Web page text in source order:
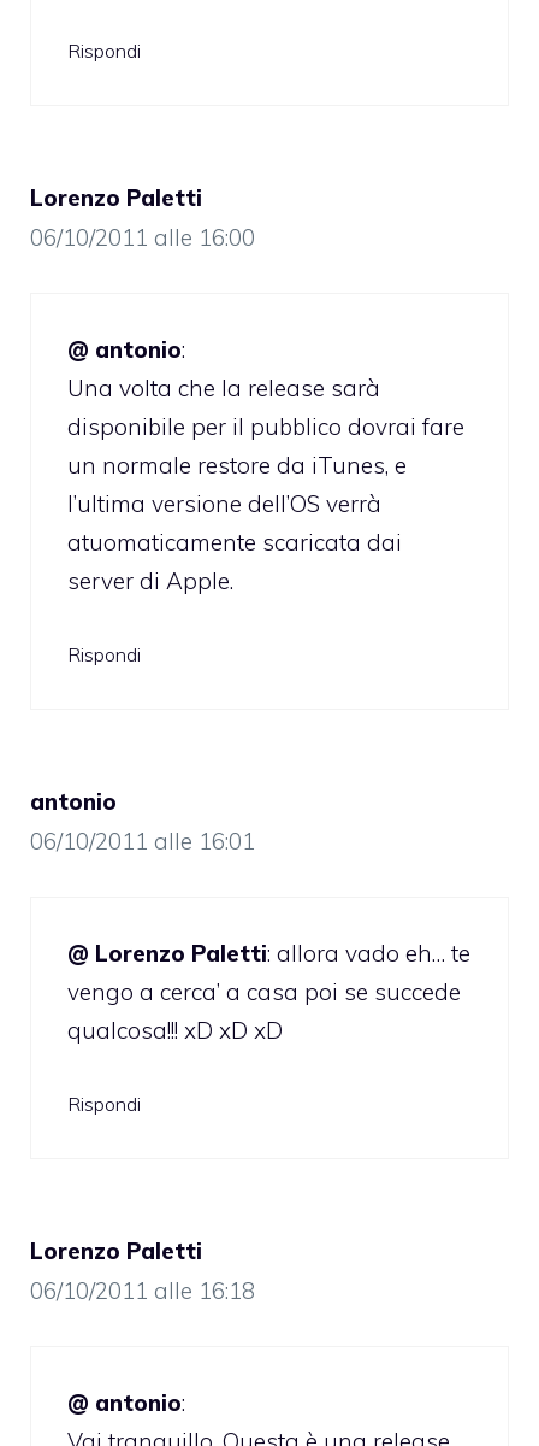
Rispondi
Lorenzo Paletti
06/10/2011 alle 16:00
@ antonio:
Una volta che la release sarà
disponibile per il pubblico dovrai fare
un normale restore da iTunes, e
l’ultima versione dell’OS verrà
atuomaticamente scaricata dai
server di Apple.
Rispondi
antonio
06/10/2011 alle 16:01
@ Lorenzo Paletti: allora vado eh… te
vengo a cerca’ a casa poi se succede
qualcosa!!! xD xD xD
Rispondi
Lorenzo Paletti
06/10/2011 alle 16:18
@ antonio: